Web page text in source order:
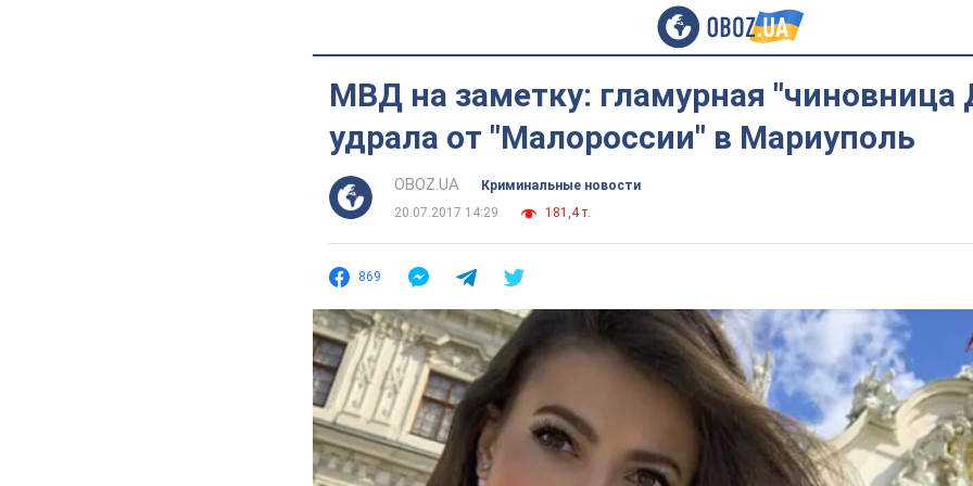
МВД на заметку: гламурная "чиновница
удрала от "Малороссии" в Мариуполь
OBOZ.UA
Криминальные новости
20.07.2017 14:29
181,4 т.
869